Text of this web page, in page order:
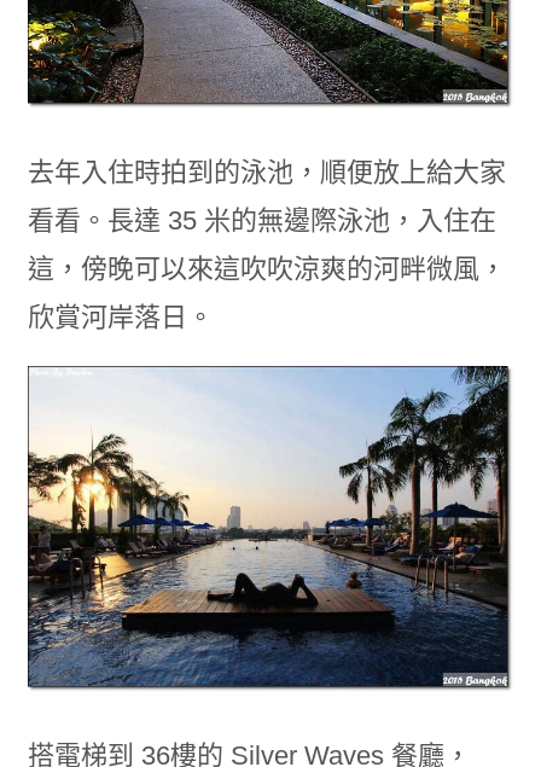
去年入住時拍到的泳池，順便放上給大家
看看。長達 35 米的無邊際泳池，入住在
這，傍晚可以來這吹吹涼爽的河畔微風，
欣賞河岸落日。
搭電梯到 36樓的 Silver Waves 餐廳，